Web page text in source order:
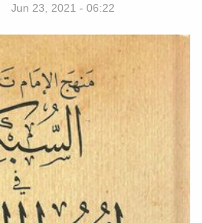
Jun 23, 2021 - 06:22